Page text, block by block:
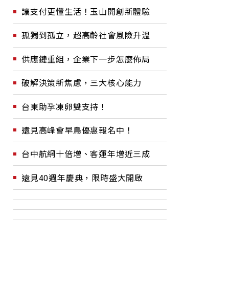
讓支付更懂生活！玉山開創新體驗
孤獨到孤立，超高齡社會風險升溫
供應鏈重組，企業下一步怎麼佈局
破解決策新焦慮，三大核心能力
台東助孕凍卵雙支持！
遠見高峰會早鳥優惠報名中！
台中航網十倍增、客運年增近三成
遠見40週年慶典，限時盛大開啟